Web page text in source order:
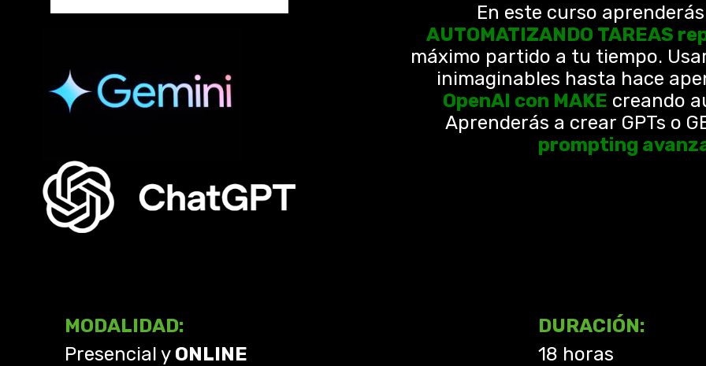
En este curso
AUTOMATIZANDO TAREAS
máximo partido a tu tiempo.
inimaginables hasta hace
OpenAI con MAKE creando
Aprenderás a crear GPTs o
prompting
MODALIDAD:
Presencial y ONLINE
DURACIÓN:
18 horas